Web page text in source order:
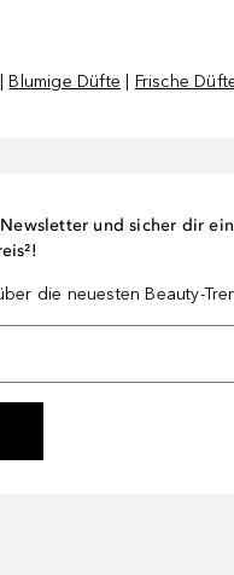
|Blumige Düfte Frische
und sicher dir
die neuesten Beauty-